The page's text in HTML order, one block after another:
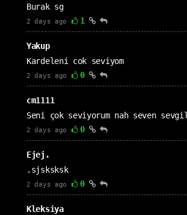
Burak sg
2 days ago 1
Yakup
Kardeleni cok seviyom
2 days ago 0
cm1111
Seni çok seviyorum nah seven
2 days ago 0
Ejej.
.sjsksksk
2 days ago 0
Kleksiya